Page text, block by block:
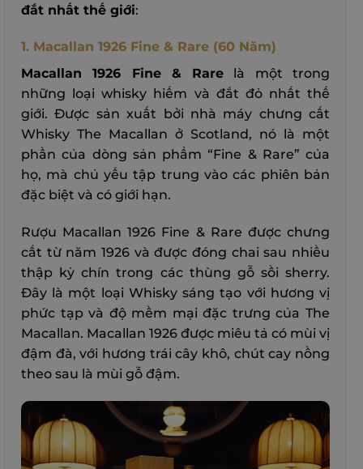
đắt nhất thế giới:
1. Macallan 1926 Fine & Rare (60 Năm)
Macallan 1926 Fine & Rare là một trong
những loại whisky hiếm và đắt đỏ nhất thế
giới. Được sản xuất bởi nhà máy chưng cất
Whisky The Macallan ở Scotland, nó là một
phần của dòng sản phẩm “Fine & Rare” của
họ, mà chủ yếu tập trung vào các phiên bản
đặc biệt và có giới hạn.
Rượu Macallan 1926 Fine & Rare được chưng
cất từ năm 1926 và được đóng chai sau nhiều
thập kỷ chín trong các thùng gỗ sồi sherry.
Đây là một loại Whisky sáng tạo với hương vị
phức tạp và độ mềm mại đặc trưng của The
Macallan. Macallan 1926 được miêu tả có mùi vị
đậm đà, với hương trái cây khô, chút cay nồng
theo sau là mùi gỗ đậm.